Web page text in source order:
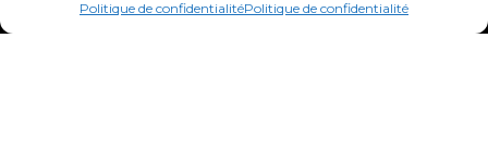
Politique de confidentialitéPolitique de confidentialité